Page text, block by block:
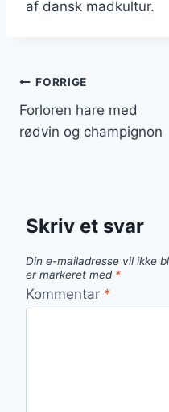
af dansk madkultur.
FORRIGE
Forloren hare med
rødvin og champignon
Skriv et svar
Din e-mailadresse vil ikke
er markeret med *
Kommentar *